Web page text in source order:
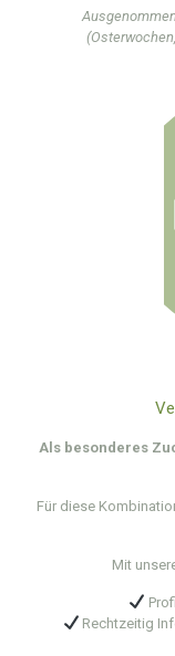
Als besonderes
Für diese
Mit
Rechtzeitig